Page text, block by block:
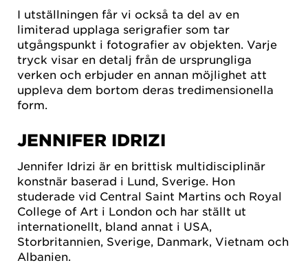
I utställningen får vi också ta del av en
limiterad upplaga serigrafier som tar
utgångspunkt i fotografier av objekten. Varje
tryck visar en detalj från de ursprungliga
verken och erbjuder en annan möjlighet att
uppleva dem bortom deras tredimensionella
form.
JENNIFER IDRIZI
Jennifer Idrizi är en brittisk multidisciplinär
konstnär baserad i Lund, Sverige. Hon
studerade vid Central Saint Martins och Royal
College of Art i London och har ställt ut
internationellt, bland annat i USA,
Storbritannien, Sverige, Danmark, Vietnam och
Albanien.